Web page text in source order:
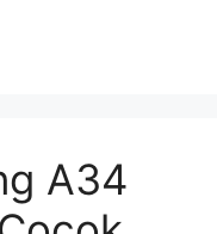
A34